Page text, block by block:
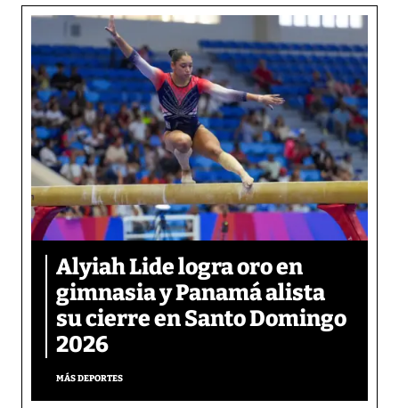
Alyiah Lide logra oro en
gimnasia y Panamá alista
su cierre en Santo Domingo
2026
MÁS DEPORTES